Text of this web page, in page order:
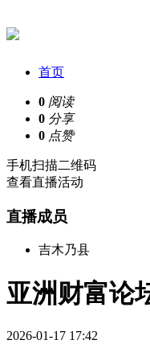
首页
0 阅读
0 分享
0 点赞
手机扫描二维码
查看直播活动
直播成员
吉木乃县
亚洲财富论
2026-01-17 17:42